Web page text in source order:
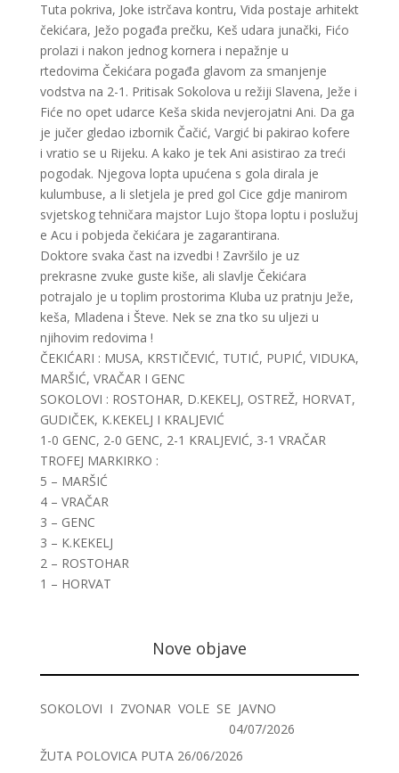
Tuta pokriva, Joke istrčava kontru, Vida postaje arhitekt
čekićara, Ježo pogađa prečku, Keš udara junački, Fićo
prolazi i nakon jednog kornera i nepažnje u
rtedovima Čekićara pogađa glavom za smanjenje
vodstva na 2-1. Pritisak Sokolova u režiji Slavena, Ježe i
Fiće no opet udarce Keša skida nevjerojatni Ani. Da ga
je jučer gledao izbornik Čačić, Vargić bi pakirao kofere
i vratio se u Rijeku. A kako je tek Ani asistirao za treći
pogodak. Njegova lopta upućena s gola dirala je
kulumbuse, a li sletjela je pred gol Cice gdje manirom
svjetskog tehničara majstor Lujo štopa loptu i poslužuj
e Acu i pobjeda čekićara je zagarantirana.
Doktore svaka čast na izvedbi ! Završilo je uz
prekrasne zvuke guste kiše, ali slavlje Čekićara
potrajalo je u toplim prostorima Kluba uz pratnju Ježe,
keša, Mladena i Števe. Nek se zna tko su uljezi u
njihovim redovima !
ČEKIĆARI : MUSA, KRSTIČEVIĆ, TUTIĆ, PUPIĆ, VIDUKA,
MARŠIĆ, VRAČAR I GENC
SOKOLOVI : ROSTOHAR, D.KEKELJ, OSTREŽ, HORVAT,
GUDIČEK, K.KEKELJ I KRALJEVIĆ
1-0 GENC, 2-0 GENC, 2-1 KRALJEVIĆ, 3-1 VRAČAR
TROFEJ MARKIRKO :
5 – MARŠIĆ
4 – VRAČAR
3 – GENC
3 – K.KEKELJ
2 – ROSTOHAR
1 – HORVAT
Nove objave
SOKOLOVI I ZVONAR VOLE SE JAVNO
04/07/2026
ŽUTA POLOVICA PUTA 26/06/2026